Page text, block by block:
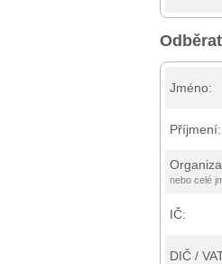
Jméno:
Příjmení:
nebo celé
IČ:
DIČ /